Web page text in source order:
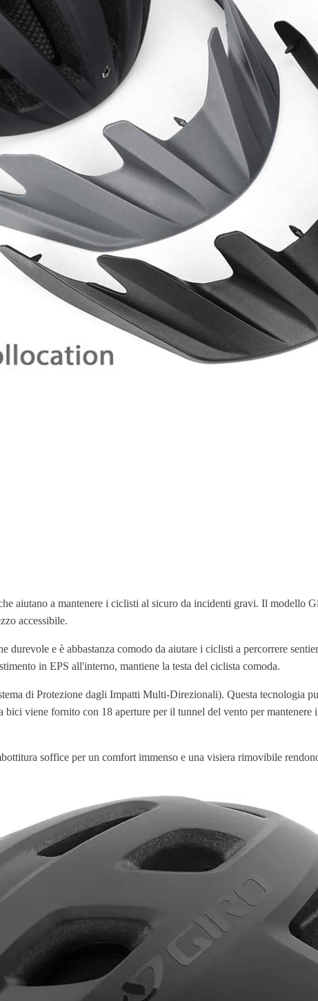
aiutano a mantenere i ciclisti al sicuro da incidenti gravi. Il modello
accessibile.
e è abbastanza comodo da aiutare i ciclisti a percorrere
in EPS all'interno, mantiene la testa del ciclista comoda.
di Protezione dagli Impatti Multi-Direzionali). Questa tecnologia
viene fornito con 18 aperture per il tunnel del vento per
soffice per un comfort immenso e una visiera rimovibile